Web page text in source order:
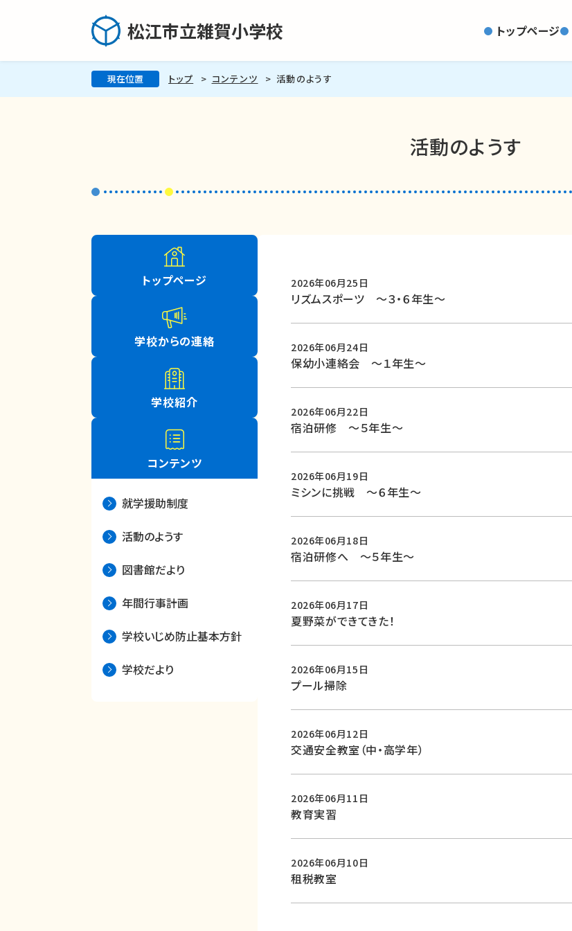
松江市立雑賀小学校 トップページ
現在位置 トップ コンテンツ 活動のようす
活動のようす
2026年06月25日
リズムスポーツ ～３・６年生～
2026年06月24日
保幼小連絡会 ～１年生～
2026年06月22日
宿泊研修 ～５年生～
2026年06月19日
ミシンに挑戦 ～６年生～
2026年06月18日
宿泊研修へ ～５年生～
2026年06月17日
夏野菜ができてきた！
2026年06月15日
プール掃除
2026年06月12日
交通安全教室（中・高学年）
2026年06月11日
教育実習
2026年06月10日
租税教室
トップページ
学校からの連絡
学校紹介
コンテンツ
就学援助制度
活動のようす
図書館だより
年間行事計画
学校いじめ防止基本方針
学校だより